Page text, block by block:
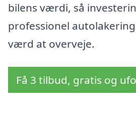
bilens værdi, så
professionel
værd at overveje.
Få 3 tilbud, gratis og